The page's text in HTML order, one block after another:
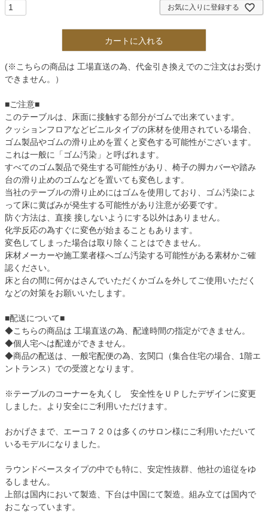
お気に入りに登録する
カートに入れる
(※こちらの商品は 工場直送の為、代金引き換えでのご注文はお受け
できません。）
■ご注意■
このテーブルは、床面に接触する部分がゴムで出来ています。
クッションフロアなどビニルタイプの床材を使用されている場合、
ゴム製品やゴムの滑り止めを置くと変色する可能性がございます。
これは一般に「ゴム汚染」と呼ばれます。
すべてのゴム製品で発生する可能性があり、椅子の脚カバーや踏み
台の滑り止めのゴムなどを置いても変色します。
当社のテーブルの滑り止めにはゴムを使用しており、ゴム汚染によ
って床に黄ばみが発生する可能性があり注意が必要です。
防ぐ方法は、直接 接しないようにする以外はありません。
化学反応の為すぐに変色が始まることもあります。
変色してしまった場合は取り除くことはできません。
床材メーカーや施工業者様へゴム汚染する可能性がある素材かご確
認ください。
床と台の間に何かはさんでいただくかゴムを外してご使用いただく
などの対策をお願いいたします。
■配送について■
◆こちらの商品は 工場直送の為、配達時間の指定ができません。
◆個人宅へは配達ができません。
◆商品の配送は、一般宅配便の為、玄関口（集合住宅の場合、1階エ
ントランス）での受渡となります。
※テーブルのコーナーを丸くし 安全性をＵＰしたデザインに変更
しました。より安全にご利用いただけます。
おかげさまで、エーコ７２０は多くのサロン様にご利用いただいて
いるモデルになりました。
ラウンドベースタイプの中でも特に、安定性抜群、他社の追従をゆ
るしません。
上部は国内において製造、下台は中国にて製造。組み立ては国内で
おこなっています。